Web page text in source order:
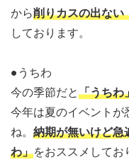
から削りカスの出ない
しております。
●うちわ
今の季節だと「うちわ
今年は夏のイベントが
ね。 納期が無いけど急
わ」をおススメしてお